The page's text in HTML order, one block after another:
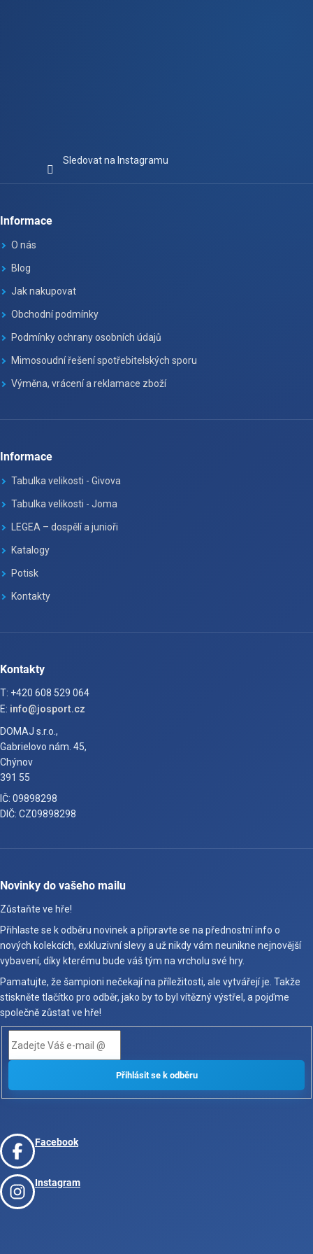
Sledovat na Instagramu
Informace
O nás
Blog
Jak nakupovat
Obchodní podmínky
Podmínky ochrany osobních údajů
Mimosoudní řešení spotřebitelských sporu
Výměna, vrácení a reklamace zboží
Informace
Tabulka velikosti - Givova
Tabulka velikosti - Joma
LEGEA – dospělí a junioři
Katalogy
Potisk
Kontakty
Kontakty
T: +420 608 529 064
E: info@josport.cz
DOMAJ s.r.o.,
Gabrielovo nám. 45,
Chýnov
391 55
IČ: 09898298
DIČ: CZ09898298
Novinky do vašeho mailu
Zůstaňte ve hře!
Přihlaste se k odběru novinek a připravte se na přednostní info o
nových kolekcích, exkluzivní slevy a už nikdy vám neunikne nejnovější
vybavení, díky kterému bude váš tým na vrcholu své hry.
Pamatujte, že šampioni nečekají na příležitosti, ale vytvářejí je. Takže
stiskněte tlačítko pro odběr, jako by to byl vítězný výstřel, a pojďme
společně zůstat ve hře!
Facebook
Instagram